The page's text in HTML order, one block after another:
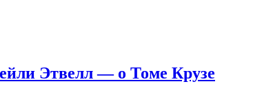
Этвелл — о Томе Крузе